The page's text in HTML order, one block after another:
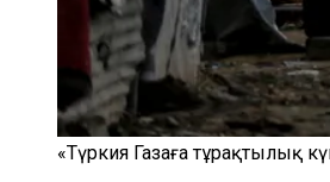
«Түркия Газаға тұрақтылық